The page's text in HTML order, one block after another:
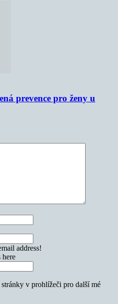
prevence pro ženy u
address!
here
v prohlížeči pro další mé